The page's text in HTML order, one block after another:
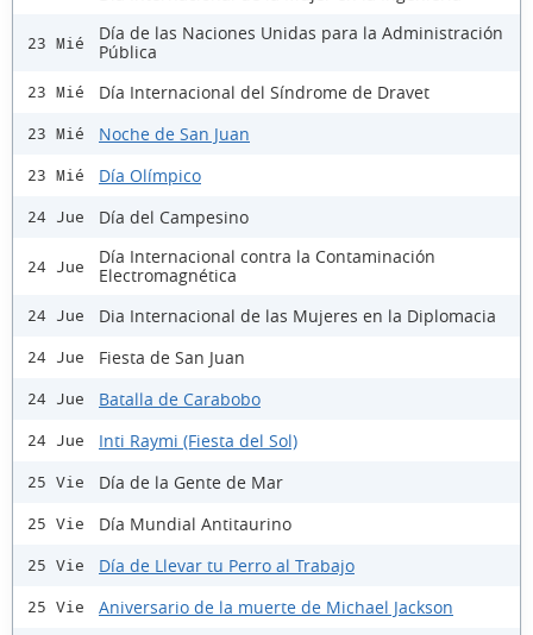
23 Mié
Día de las Naciones Unidas para la Administración
Pública
23 Mié Día Internacional del Síndrome de Dravet
23 Mié Noche de San Juan
23 Mié Día Olímpico
24 Jue Día del Campesino
24 Jue
Día Internacional contra la Contaminación
Electromagnética
24 Jue Dia Internacional de las Mujeres en la Diplomacia
24 Jue Fiesta de San Juan
24 Jue Batalla de Carabobo
24 Jue Inti Raymi (Fiesta del Sol)
25 Vie Día de la Gente de Mar
25 Vie Día Mundial Antitaurino
25 Vie Día de Llevar tu Perro al Trabajo
25 Vie Aniversario de la muerte de Michael Jackson